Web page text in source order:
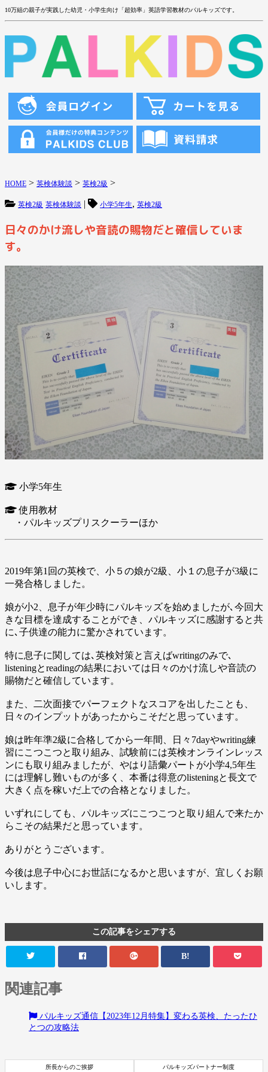
10万組の親子が実践した幼児・小学生向け「超効率」英語学習教材のパルキッズです。
HOME > 英検体験談 > 英検2級 >
英検2級 英検体験談 | 小学5年生, 英検2級
日々のかけ流しや音読の賜物だと確信していま
す。
小学5年生
使用教材
・パルキッズプリスクーラーほか
2019年第1回の英検で、小５の娘が2級、小１の息子が3級に
一発合格しました。
娘が小2、息子が年少時にパルキッズを始めましたが､今回大
きな目標を達成することができ、パルキッズに感謝すると共
に､子供達の能力に驚かされています。
特に息子に関しては､英検対策と言えばwritingのみで､
listeningとreadingの結果においては日々のかけ流しや音読の
賜物だと確信しています。
また、二次面接でパーフェクトなスコアを出したことも、
日々のインプットがあったからこそだと思っています。
娘は昨年準2級に合格してから一年間、日々7dayやwriting練
習にこつこつと取り組み、試験前には英検オンラインレッス
ンにも取り組みましたが、やはり語彙パートが小学4,5年生
には理解し難いものが多く、本番は得意のlisteningと長文で
大きく点を稼いだ上での合格となりました。
いずれにしても、パルキッズにこつこつと取り組んで来たか
らこその結果だと思っています。
ありがとうございます。
今後は息子中心にお世話になるかと思いますが、宜しくお願
いします。
この記事をシェアする
B!
関連記事
パルキッズ通信【2023年12月特集】変わる英検、たったひ
とつの攻略法
所長からのご挨拶 パルキッズパートナー制度